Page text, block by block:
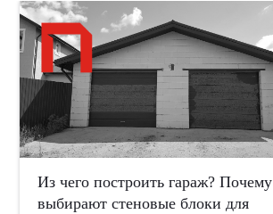
Из чего построить гараж? Почему
выбирают стеновые блоки для